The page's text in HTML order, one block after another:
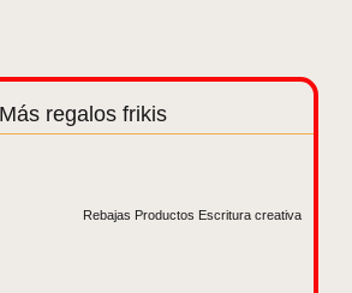
Más regalos frikis
Rebajas Productos Escritura creativa